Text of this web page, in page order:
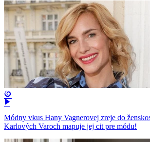
Módny vkus Hany Vagnerovej zreje do
Karlových Varoch mapuje jej cit pre módu!